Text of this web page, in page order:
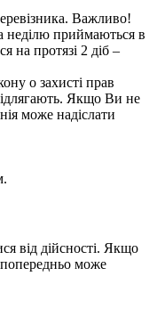
Важливо!
неділю приймаються в
на протязі 2 діб –
о захисті прав
Якщо Ви не
може надіслати
від дійсності. Якщо
попередньо може